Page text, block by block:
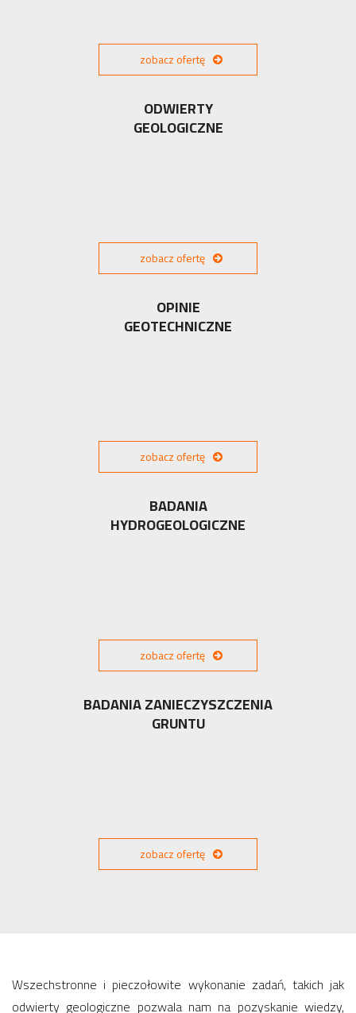
zobacz ofertę
ODWIERTY
GEOLOGICZNE
zobacz ofertę
OPINIE
GEOTECHNICZNE
zobacz ofertę
BADANIA
HYDROGEOLOGICZNE
zobacz ofertę
BADANIA ZANIECZYSZCZENIA
GRUNTU
zobacz ofertę
Wszechstronne i pieczołowite wykonanie zadań, takich jak
odwierty geologiczne pozwala nam na pozyskanie wiedzy,